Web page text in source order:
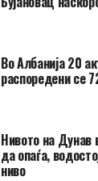
Во Албанија 20
распоредени се
Нивото на Дунав
да опаѓа,
ниво